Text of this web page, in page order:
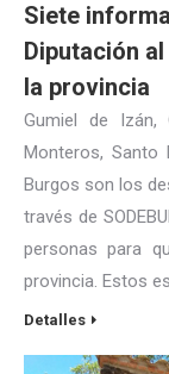
Siete
Diputación
la provincia
Gumiel de Izán,
Monteros, Santo
Burgos son los
través de
personas para
provincia. Estos
Detalles